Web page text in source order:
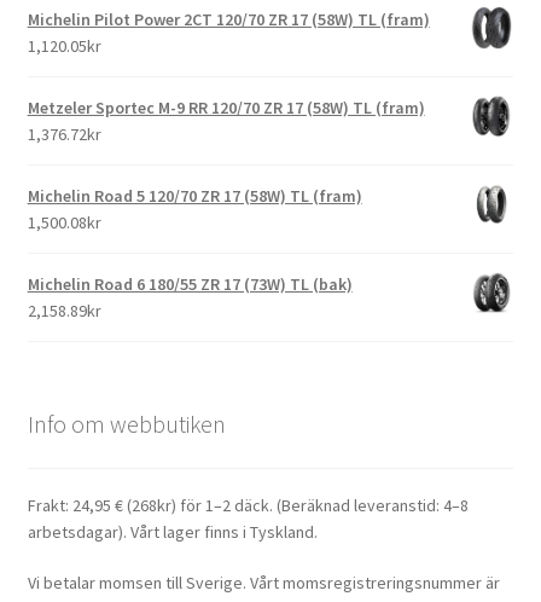
Michelin Pilot Power 2CT 120/70 ZR 17 (58W) TL (fram)
1,120.05kr
Metzeler Sportec M-9 RR 120/70 ZR 17 (58W) TL (fram)
1,376.72kr
Michelin Road 5 120/70 ZR 17 (58W) TL (fram)
1,500.08kr
Michelin Road 6 180/55 ZR 17 (73W) TL (bak)
2,158.89kr
Info om webbutiken
Frakt: 24,95 € (268kr) för 1–2 däck. (Beräknad leveranstid: 4–8
arbetsdagar). Vårt lager finns i Tyskland.
Vi betalar momsen till Sverige. Vårt momsregistreringsnummer är